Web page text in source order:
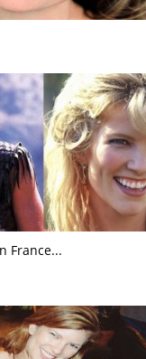
France...